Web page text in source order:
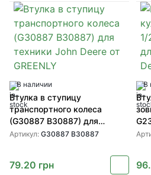
В наличии
Втулка в ступицу
транспортного колеса
(G30887 B30887) для
техники John Deere от
Артикул: G30887 B30887
79.20 грн
В